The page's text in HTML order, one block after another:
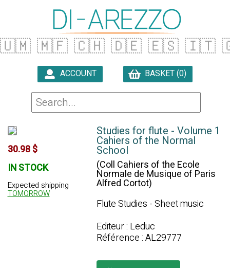
🇺🇲 🇲🇫 🇨🇭 🇩🇪 🇪🇸 🇮🇹
ACCOUNT BASKET (0)
30.98 $
IN STOCK
Expected shipping
TOMORROW
Studies for flute - Volume 1
Cahiers of the Normal
School
(Coll Cahiers of the Ecole
Normale de Musique of Paris
Alfred Cortot)
Flute Studies - Sheet music
Editeur : Leduc
Référence : AL29777